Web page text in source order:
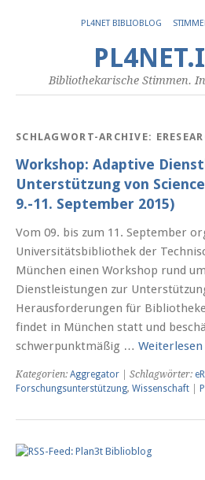
PL4NET BIBLIOBLOG
Bibliothekarische Stimmen.
SCHLAGWORT-ARCHIVE:
Workshop: Adaptive
Unterstützung von
9.-11. September 2015)
Vom 09. bis zum 11. September
Universitätsbibliothek der
München einen Workshop rund
Dienstleistungen zur
Herausforderungen für
findet in München statt und
schwerpunktmäßig … Weiterlesen
Kategorien: Aggregator | Schlagwörter:
Forschungsunterstützung, Wissenschaft